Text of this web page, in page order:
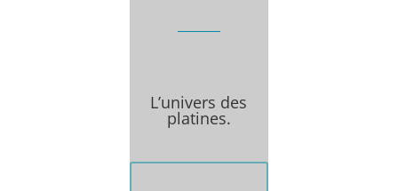
L’univers des
platines.